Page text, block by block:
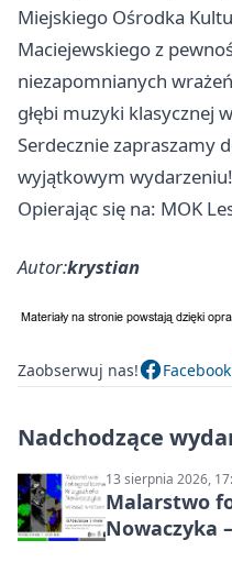
Miejskiego Ośrodka
Maciejewskiego z
niezapomnianych
głębi muzyki klasycznej
Serdecznie zapraszamy
wyjątkowym wydarzeniu!
Opierając się na: MOK
Autor:krystian
Zaobserwuj nas! Facebook
Nadchodzące
13 sierpnia 2026,
Malarstwo
Nowaczyka